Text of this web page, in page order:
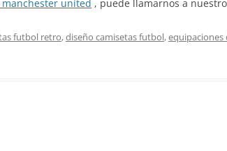
united , puede llamarnos a
futbol retro,diseño camisetas futbol,